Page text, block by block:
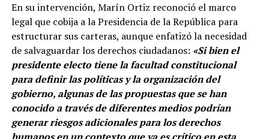
En su intervención, Marín Ortiz reconoció el marco
legal que cobija a la Presidencia de la República para
estructurar sus carteras, aunque enfatizó la necesidad
de salvaguardar los derechos ciudadanos: «Si bien el
presidente electo tiene la facultad constitucional
para definir las políticas y la organización del
gobierno, algunas de las propuestas que se han
conocido a través de diferentes medios podrían
generar riesgos adicionales para los derechos